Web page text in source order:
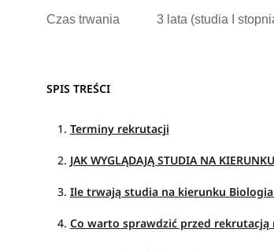
Czas trwania 3 lata (studia I
SPIS TREŚCI
Terminy rekrutacji
JAK WYGLĄDAJĄ STUDIA NA
Ile trwają studia na kierunku
Co warto sprawdzić przed rekrutacją